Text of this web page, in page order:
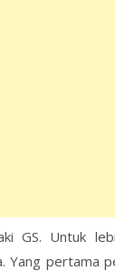
GS. Untuk
pertama